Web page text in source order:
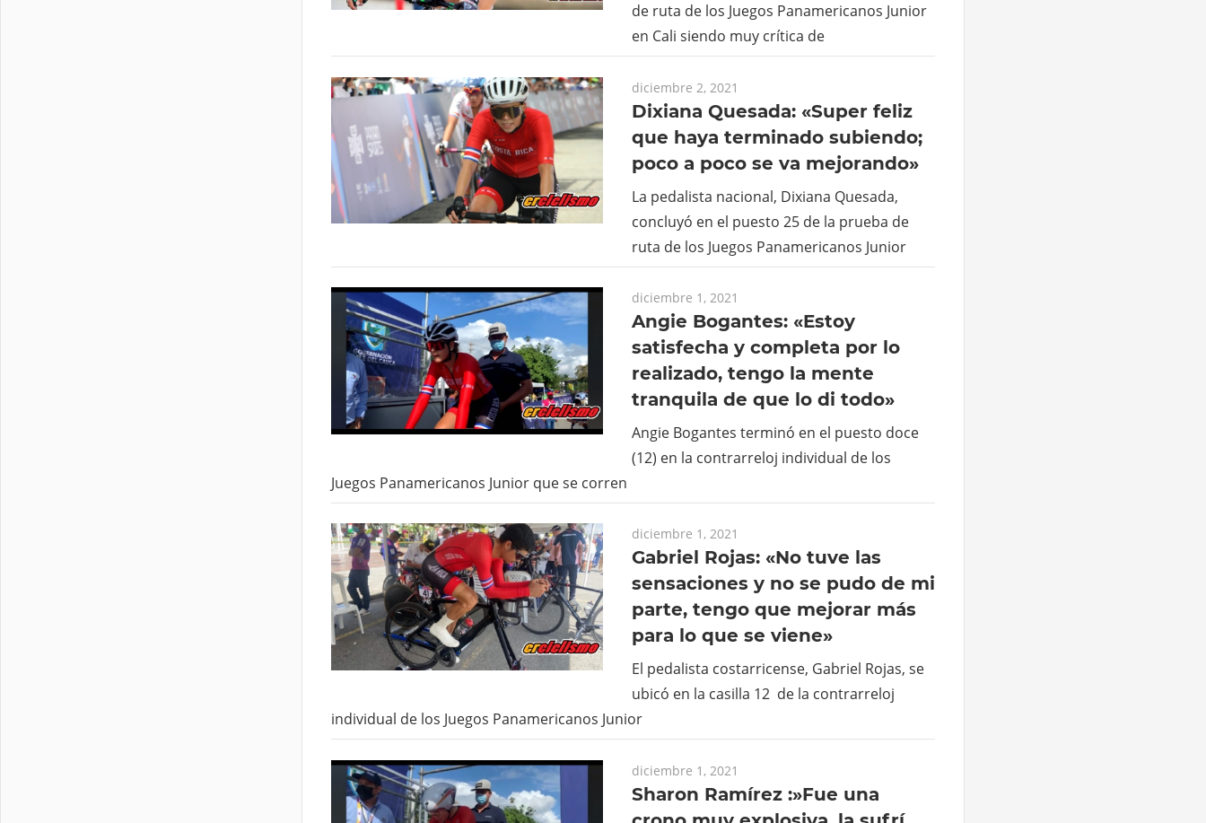
de ruta de los Juegos Panamericanos Junior
en Cali siendo muy crítica de
diciembre 2, 2021
Dixiana Quesada: «Super feliz
que haya terminado subiendo;
poco a poco se va mejorando»
La pedalista nacional, Dixiana Quesada,
concluyó en el puesto 25 de la prueba de
ruta de los Juegos Panamericanos Junior
diciembre 1, 2021
Angie Bogantes: «Estoy
satisfecha y completa por lo
realizado, tengo la mente
tranquila de que lo di todo»
Angie Bogantes terminó en el puesto doce
(12) en la contrarreloj individual de los
Juegos Panamericanos Junior que se corren
diciembre 1, 2021
Gabriel Rojas: «No tuve las
sensaciones y no se pudo de mi
parte, tengo que mejorar más
para lo que se viene»
El pedalista costarricense, Gabriel Rojas, se
ubicó en la casilla 12 de la contrarreloj
individual de los Juegos Panamericanos Junior
diciembre 1, 2021
Sharon Ramírez :»Fue una